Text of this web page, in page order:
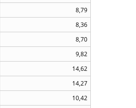
8,79
8,36
8,70
9,82
14,62
14,27
10,42